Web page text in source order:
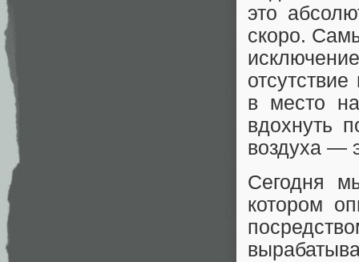
это
скоро.
в место
вдохнуть
воздуха —
Сегодня
котором